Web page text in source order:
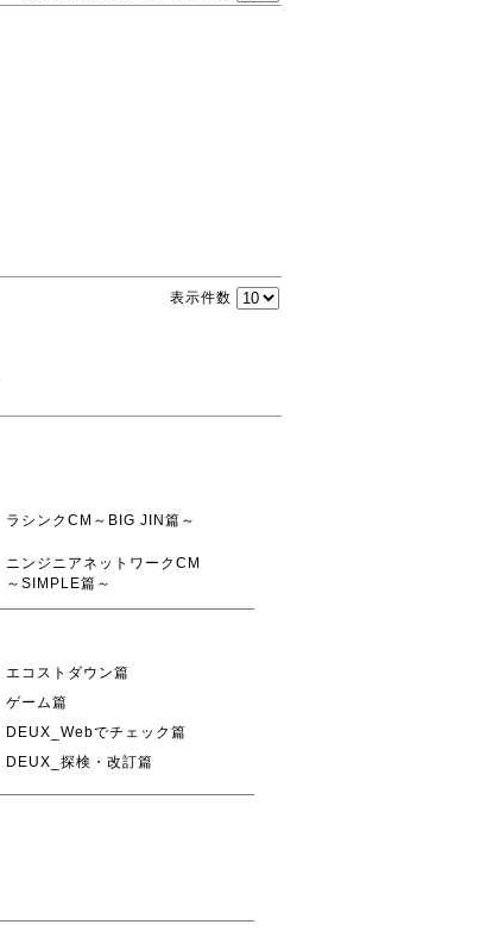
表示件数
ラシンクCM～BIG JIN篇～
ニンジニアネットワークCM
～SIMPLE篇～
エコストダウン篇
ゲーム篇
DEUX_Webでチェック篇
DEUX_探検・改訂篇